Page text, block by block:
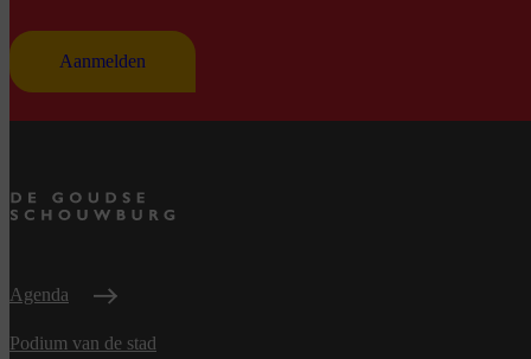
Aanmelden
Agenda
Podium van de stad